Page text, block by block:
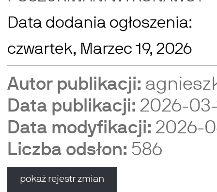
Data dodania ogłoszenia:
czwartek, Marzec 19, 2026
Autor publikacji:
Data publikacji: 2026-
Data modyfikacji: 2026-
Liczba odsłon: 586
pokaż rejestr zmian